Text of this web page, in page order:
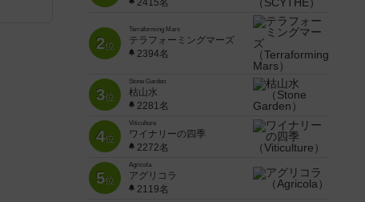
2415名
2位
Terraforming Mars
テラフォーミングマーズ
2394名
3位
Stone Garden
枯山水
2281名
4位
Viticulture
ワイナリーの四季
2272名
5位
Agricola
アグリコラ
2119名